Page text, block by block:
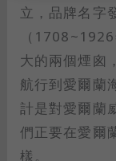
立，品牌名字
（
大的兩個煙囪
航行到愛爾蘭
計是對愛爾蘭
們正要在愛爾
樣。